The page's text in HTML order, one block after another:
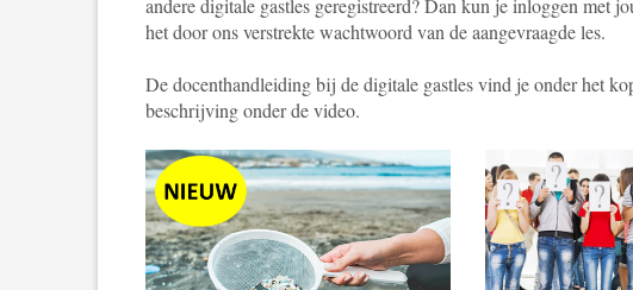
andere digitale gastles geregistreerd? Dan kun je inloggen met
het door ons verstrekte wachtwoord van de aangevraagde les.
De docenthandleiding bij de digitale gastles vind je onder het
beschrijving onder de video.